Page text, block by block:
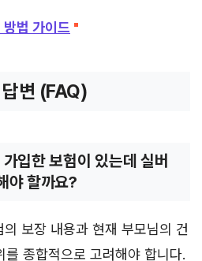
법 가이드
변 (FAQ)
입한 보험이 있는데 실버
야 할까요?
보장 내용과 현재 부모님의 건
종합적으로 고려해야 합니다.